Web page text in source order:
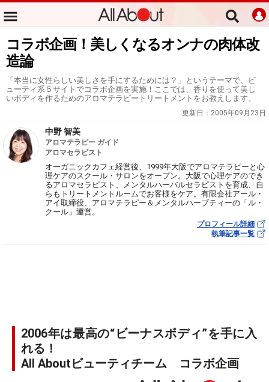
コラボ企画！美しくなるオンナの肉体改
造論
「本当に女性らしい美しさを手にするためには？」というテーマで、ビ
ューティ系５サイトでコラボ企画を実施！ここでは、香りを使って美し
いボディを作るためのアロマテラピートリートメントをお教えします。
更新日： 2005年09月23日
中野 智美
アロマテラピー ガイド
アロマセラピスト
オーガニックカフェ経営後、1999年大阪でアロマテラピーと心
理ケアのスクール・サロンをオープン。大阪で心理ケアのでき
るアロマセラピスト、メンタルハーバルセラピストを育成、自
らもトリートメントルームでお客様をケア。有限会社アール・
アイ取締役、アロマテラピー＆メンタルハーブティーの「ル・
クール」運営。
プロフィール詳細
執筆記事一覧
2006年は最高の“ビーナスボディ”を手に入
れる！
All Aboutビューティチーム コラボ企画